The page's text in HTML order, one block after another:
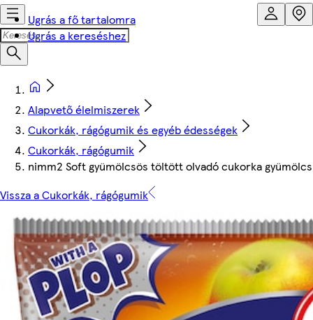
Ugrás a fő tartalomra
Ugrás a kereséshez
Alapvető élelmiszerek
Cukorkák, rágógumik és egyéb édességek
Cukorkák, rágógumik
nimm2 Soft gyümölcsös töltött olvadó cukorka
Vissza a Cukorkák, rágógumik